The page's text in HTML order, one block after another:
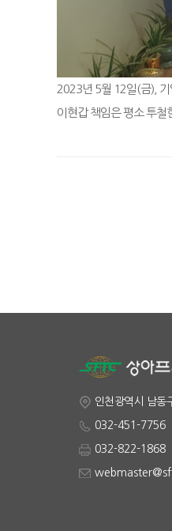
2023년 5월 12일(금), 기
이현갑 책임은 평소 투철
인천광역시 남동
032-451-7756
032-822-1868